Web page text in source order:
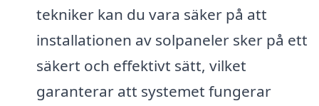
tekniker kan du vara säker på att
installationen av solpaneler sker på ett
säkert och effektivt sätt, vilket
garanterar att systemet fungerar